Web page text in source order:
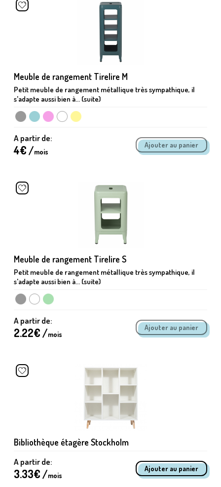
Meuble de rangement Tirelire M
Petit meuble de rangement métallique très sympathique, il
s'adapte aussi bien à... (suite)
A partir de:
4€ /mois
Meuble de rangement Tirelire S
Petit meuble de rangement métallique très sympathique, il
s'adapte aussi bien à... (suite)
A partir de:
2.22€ /mois
Bibliothèque étagère Stockholm
A partir de:
3.33€ /mois